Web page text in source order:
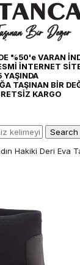
%50'e VARAN
İNTERNET
YAŞINDA
TAŞINAN BİR
KARGO
Hakiki Deri Eva